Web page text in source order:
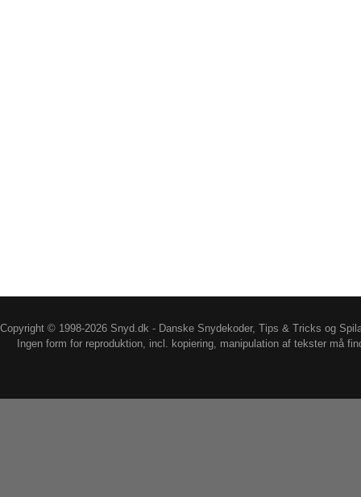
Copyright © 1998-2026 Snyd.dk - Danske Snydekoder, Tips & Tricks og
Ingen form for reproduktion, incl. kopiering, manipulation af tekster må